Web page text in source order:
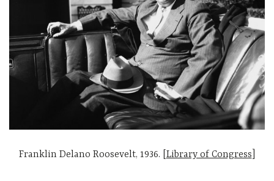
Franklin Delano Roosevelt, 1936. [ Library of Congress